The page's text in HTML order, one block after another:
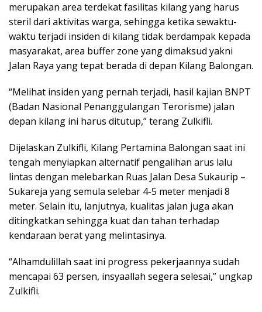
merupakan area terdekat fasilitas kilang yang harus
steril dari aktivitas warga, sehingga ketika sewaktu-
waktu terjadi insiden di kilang tidak berdampak kepada
masyarakat, area buffer zone yang dimaksud yakni
Jalan Raya yang tepat berada di depan Kilang Balongan.
“Melihat insiden yang pernah terjadi, hasil kajian BNPT
(Badan Nasional Penanggulangan Terorisme) jalan
depan kilang ini harus ditutup,” terang Zulkifli.
Dijelaskan Zulkifli, Kilang Pertamina Balongan saat ini
tengah menyiapkan alternatif pengalihan arus lalu
lintas dengan melebarkan Ruas Jalan Desa Sukaurip –
Sukareja yang semula selebar 4-5 meter menjadi 8
meter. Selain itu, lanjutnya, kualitas jalan juga akan
ditingkatkan sehingga kuat dan tahan terhadap
kendaraan berat yang melintasinya.
“Alhamdulillah saat ini progress pekerjaannya sudah
mencapai 63 persen, insyaallah segera selesai,” ungkap
Zulkifli.